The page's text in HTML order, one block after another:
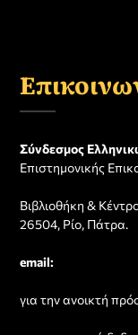
Σύνδεσμος
Επιστημονικής
Βιβλιοθήκη &
26504, Ρίο, Πάτρα.
email:
για την ανοικτή